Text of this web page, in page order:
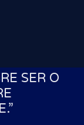
SER O